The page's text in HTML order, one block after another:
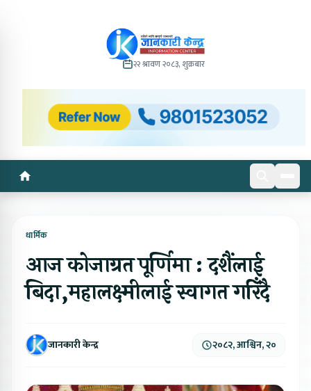
२२ श्रावण २०८३, शुक्रबार
धार्मिक
आज कोजाग्रत पूर्णिमा : दशैंलाई
बिदा,महालक्ष्मीलाई स्वागत गरिँदै
जानकारी केन्द्र २०८२, आश्विन, २०